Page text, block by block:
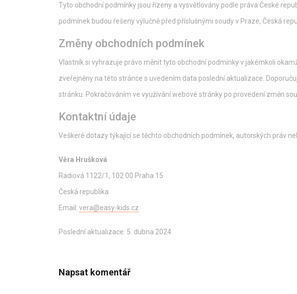
Tyto obchodní podmínky jsou řízeny a vysvětlovány podle práva České
podmínek budou řešeny výlučně před příslušnými soudy v Praze, Česká
Změny obchodních podmínek
Vlastník si vyhrazuje právo měnit tyto obchodní podmínky v jakémkoli
zveřejněny na této stránce s uvedením data poslední aktualizace.
stránku. Pokračováním ve využívání webové stránky po provedení změn
Kontaktní údaje
Veškeré dotazy týkající se těchto obchodních podmínek, autorských práv
Věra Hrušková
Radiová 1122/1, 102 00 Praha 15
Česká republika
Email: vera@easy-kids.cz
Poslední aktualizace: 5. dubna 2024
Napsat komentář